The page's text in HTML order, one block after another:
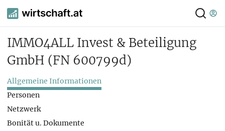
IMMO4ALL Invest & Beteiligung
GmbH (FN 600799d)
Allgemeine Informationen
Personen
Netzwerk
Bonität u. Dokumente